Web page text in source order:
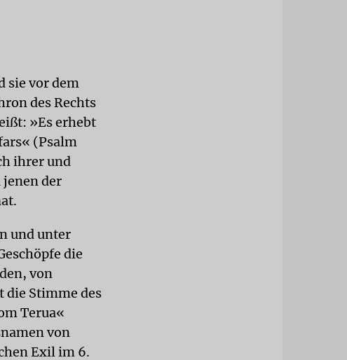
sie vor dem
des Rechts
»Es erhebt
(Psalm
ihrer und
jenen der
und unter
die
von
Stimme des
Terua«
von
Exil im 6.